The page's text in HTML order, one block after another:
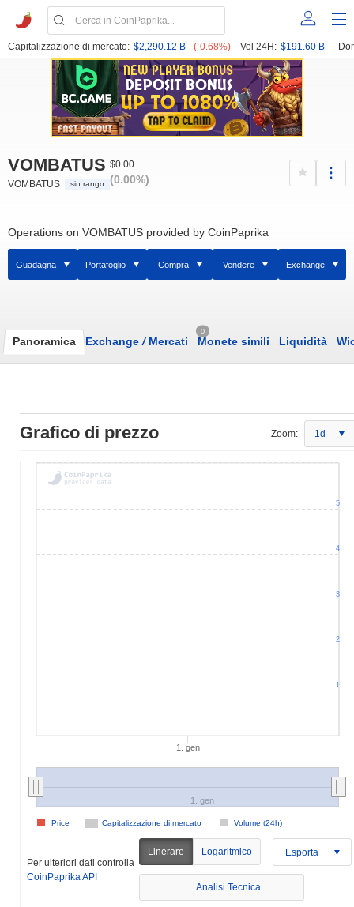
Capitalizzazione di mercato: $2,290.12 B (-0.68%) Vol 24H: $191.60 B
VOMBATUS
VOMBATUS sin rango
$0.00
(0.00%)
Operations on VOMBATUS provided by CoinPaprika
Guadagna Portafoglio Compra Vendere Exchange
Panoramica Exchange /Mercati
0
Monete simili Liquidità
Grafico di prezzo Zoom: 1d
1. gen
Capitalizzazione di mercato Volume (24h)
Price
1. gen
1
2
3
4
5
Per ulteriori dati controlla
CoinPaprika API
Linerare Logaritmico Esporta
Analisi Tecnica